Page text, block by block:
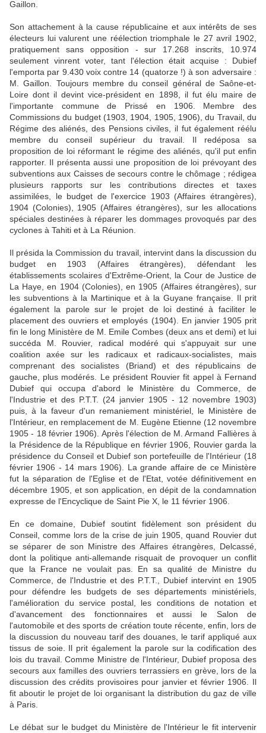
Gaillon.
Son attachement à la cause républicaine et aux intérêts de ses
électeurs lui valurent une réélection triomphale le 27 avril 1902,
pratiquement sans opposition - sur 17.268 inscrits, 10.974
seulement vinrent voter, tant l'élection était acquise : Dubief
l'emporta par 9.430 voix contre 14 (quatorze !) à son adversaire :
M. Gaillon. Toujours membre du conseil général de Saône-et-
Loire dont il devint vice-président en 1898, il fut élu maire de
l'importante commune de Prissé en 1906. Membre des
Commissions du budget (1903, 1904, 1905, 1906), du Travail, du
Régime des aliénés, des Pensions civiles, il fut également réélu
membre du conseil supérieur du travail. Il redéposa sa
proposition de loi réformant le régime des aliénés, qu'il put enfin
rapporter. Il présenta aussi une proposition de loi prévoyant des
subventions aux Caisses de secours contre le chômage ; rédigea
plusieurs rapports sur les contributions directes et taxes
assimilées, le budget de l'exercice 1903 (Affaires étrangères),
1904 (Colonies), 1905 (Affaires étrangères), sur les allocations
spéciales destinées à réparer les dommages provoqués par des
cyclones à Tahiti et à La Réunion.
Il présida la Commission du travail, intervint dans la discussion du
budget en 1903 (Affaires étrangères), défendant les
établissements scolaires d'Extrême-Orient, la Cour de Justice de
La Haye, en 1904 (Colonies), en 1905 (Affaires étrangères), sur
les subventions à la Martinique et à la Guyane française. Il prit
également la parole sur le projet de loi destiné à faciliter le
placement des ouvriers et employés (1904). En janvier 1905 prit
fin le long Ministère de M. Emile Combes (deux ans et demi) et lui
succéda M. Rouvier, radical modéré qui s'appuyait sur une
coalition axée sur les radicaux et radicaux-socialistes, mais
comprenant des socialistes (Briand) et des républicains de
gauche, plus modérés. Le président Rouvier fit appel à Fernand
Dubief qui occupa d'abord le Ministère du Commerce, de
l'Industrie et des P.T.T. (24 janvier 1905 - 12 novembre 1903)
puis, à la faveur d'un remaniement ministériel, le Ministère de
l'Intérieur, en remplacement de M. Eugène Etienne (12 novembre
1905 - 18 février 1906). Après l'élection de M. Armand Fallières à
la Présidence de la République en février 1906, Rouvier garda la
présidence du Conseil et Dubief son portefeuille de l'Intérieur (18
février 1906 - 14 mars 1906). La grande affaire de ce Ministère
fut la séparation de l'Eglise et de l'Etat, votée définitivement en
décembre 1905, et son application, en dépit de la condamnation
expresse de l'Encyclique de Saint Pie X, le 11 février 1906.
En ce domaine, Dubief soutint fidèlement son président du
Conseil, comme lors de la crise de juin 1905, quand Rouvier dut
se séparer de son Ministre des Affaires étrangères, Delcassé,
dont la politique anti-allemande risquait de provoquer un conflit
que la France ne voulait pas. En sa qualité de Ministre du
Commerce, de l'Industrie et des P.T.T., Dubief intervint en 1905
pour défendre les budgets de ses départements ministériels,
l'amélioration du service postal, les conditions de notation et
d'avancement des fonctionnaires et aussi le Salon de
l'automobile et des sports de création toute récente, enfin, lors de
la discussion du nouveau tarif des douanes, le tarif appliqué aux
tissus de soie. Il prit également la parole sur la codification des
lois du travail. Comme Ministre de l'Intérieur, Dubief proposa des
secours aux familles des ouvriers terrassiers en grève, lors de la
discussion des crédits provisoires pour janvier et février 1906. Il
fit aboutir le projet de loi organisant la distribution du gaz de ville
à Paris.
Le débat sur le budget du Ministère de l'Intérieur le fit intervenir